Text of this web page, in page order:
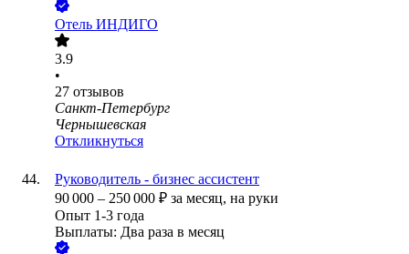
Отель ИНДИГО
3.9
•
27 отзывов
Санкт-Петербург
Чернышевская
Откликнуться
Руководитель - бизнес ассистент
90 000 – 250 000 ₽ за месяц, на руки
Опыт 1-3 года
Выплаты: Два раза в месяц